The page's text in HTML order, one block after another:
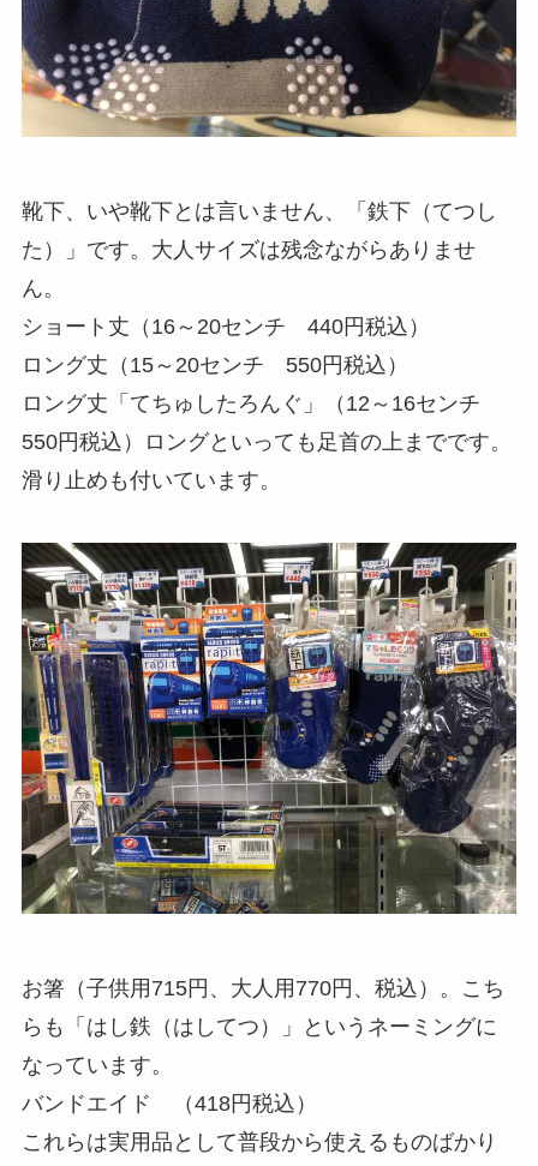
靴下、いや靴下とは言いません、「鉄下（てつし
た）」です。大人サイズは残念ながらありませ
ん。
ショート丈（16～20センチ 440円税込）
ロング丈（15～20センチ 550円税込）
ロング丈「てちゅしたろんぐ」（12～16センチ
550円税込）ロングといっても足首の上までです。
滑り止めも付いています。
お箸（子供用715円、大人用770円、税込）。こち
らも「はし鉄（はしてつ）」というネーミングに
なっています。
バンドエイド （418円税込）
これらは実用品として普段から使えるものばかり